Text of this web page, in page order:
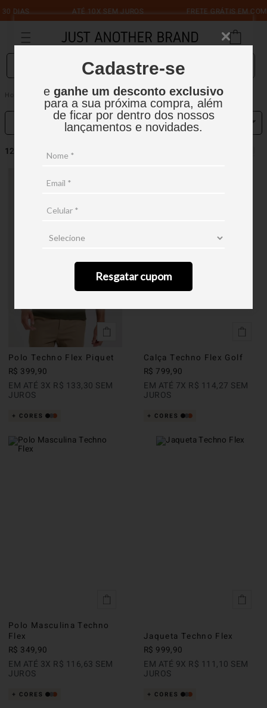
Cadastre-se
e ganhe um desconto exclusivo
para a sua próxima compra, além
de ficar por dentro dos nossos
lançamentos e novidades.
Resgatar cupom
DIAS ATÉ 10X SEM JUROS FRETE GRÁTIS EM
O que você está procurando?
Techno Flex
FILTRAR RELEVÂNCIA
12
Polo Techno Flex Piquet
R$ 399,90
EM ATÉ 3X R$ 133,30 SEM
JUROS
Calça Techno Flex Golf
R$ 799,90
EM ATÉ 7X R$ 114,27 SEM
JUROS
Polo Masculina Techno
Flex
R$ 349,90
EM ATÉ 3X R$ 116,63 SEM
JUROS
Jaqueta Techno Flex
R$ 999,90
EM ATÉ 9X R$ 111,10 SEM
JUROS